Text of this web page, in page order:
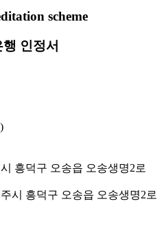
scheme
인정서
흥덕구 오송읍 오송생명2로
시 흥덕구 오송읍 오송생명2로